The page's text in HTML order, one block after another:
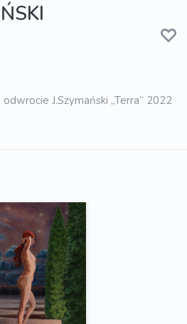
J.Szymański „Terra” 2022